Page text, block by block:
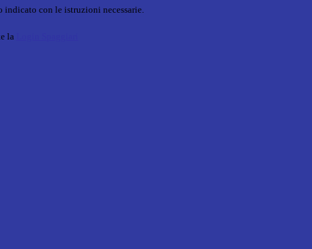
con le istruzioni necessarie.
la